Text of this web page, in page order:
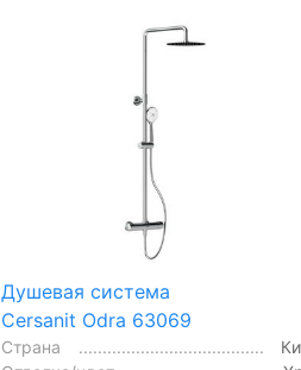
Душевая система
Cersanit Odra 63069
Страна